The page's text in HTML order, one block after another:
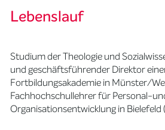
Lebenslauf
Studium der Theologie und
und geschäftsführender Direktor
Fortbildungsakademie in Münster/
Fachhochschullehrer für Personal-
Organisationsentwicklung in Bielefeld